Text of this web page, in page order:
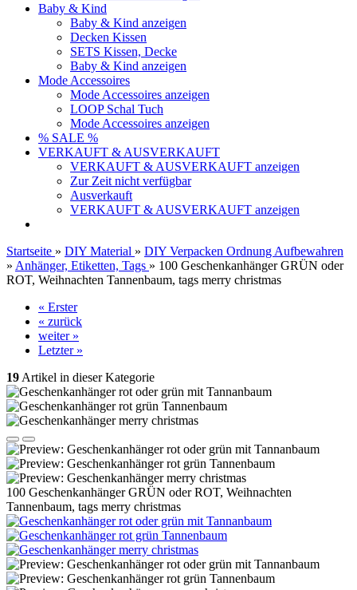
Baby & Kind
Baby & Kind anzeigen
Decken Kissen
SETS Kissen, Decke
Baby & Kind anzeigen
Mode Accessoires
Mode Accessoires anzeigen
LOOP Schal Tuch
Mode Accessoires anzeigen
% SALE %
VERKAUFT & AUSVERKAUFT
VERKAUFT & AUSVERKAUFT anzeigen
Zur Zeit nicht verfügbar
Ausverkauft
VERKAUFT & AUSVERKAUFT anzeigen
Startseite » DIY Material » DIY Verpacken Ordnung Aufbewahren
» Anhänger, Etiketten, Tags » 100 Geschenkanhänger GRÜN oder
ROT, Weihnachten Tannenbaum, tags merry christmas
« Erster
« zurück
weiter »
Letzter »
19 Artikel in dieser Kategorie
100 Geschenkanhänger GRÜN oder ROT, Weihnachten
Tannenbaum, tags merry christmas